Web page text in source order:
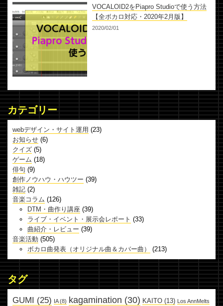
VOCALOID2をPiapro Studioで使う方法
【全ボカロ対応・2020年2月版】
2020/02/01
カテゴリー
webデザイン・サイト運用 (23)
お知らせ (6)
クイズ (5)
ゲーム (18)
俳句 (9)
創作ノウハウ・ハウツー (39)
雑記 (2)
音楽コラム (126)
DTM・曲作り講座 (39)
ライブ・イベント・展示会レポート (33)
曲紹介・レビュー (39)
音楽活動 (505)
ボカロ曲発表（オリジナル曲＆カバー曲）
(213)
タグ
GUMI (25) IA(8) kagamination (30) KAITO (13) Los AnnMelts